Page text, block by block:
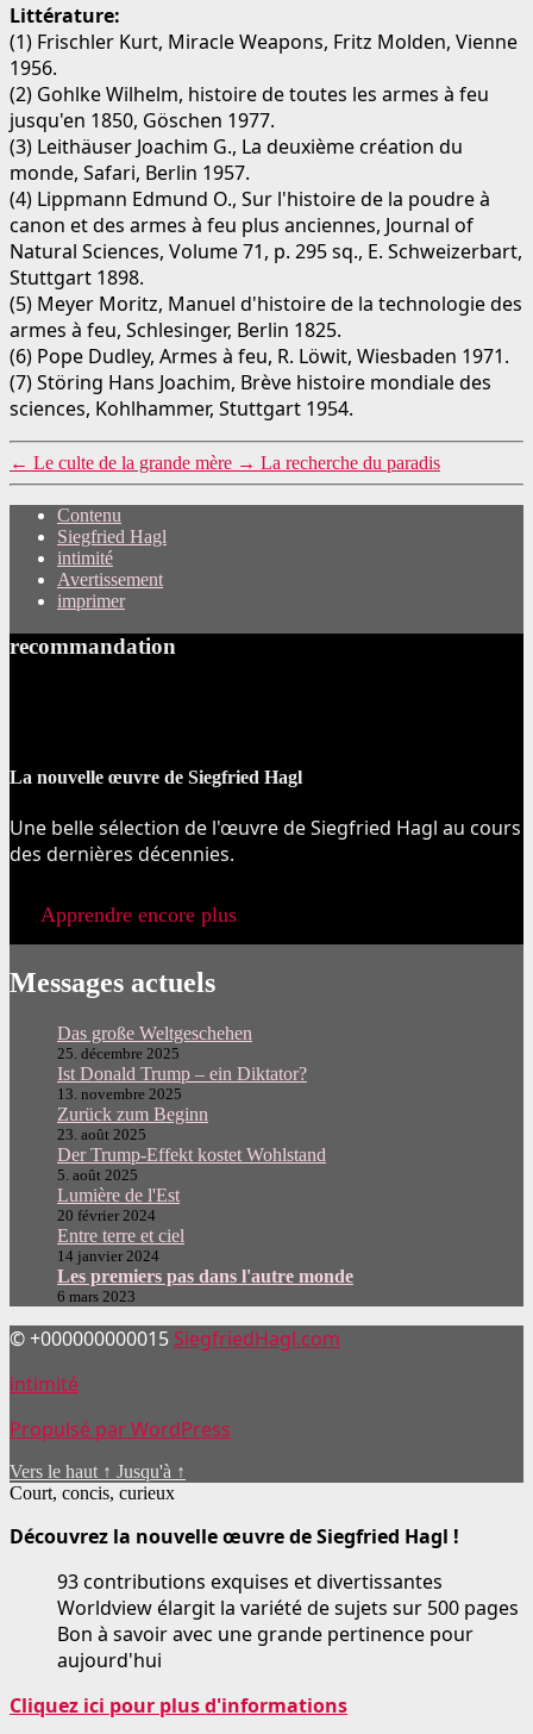
Littérature:
(1) Frischler Kurt, Miracle Weapons, Fritz Molden, Vienne
1956.
(2) Gohlke Wilhelm, histoire de toutes les armes à feu
jusqu'en 1850, Göschen 1977.
(3) Leithäuser Joachim G., La deuxième création du
monde, Safari, Berlin 1957.
(4) Lippmann Edmund O., Sur l'histoire de la poudre à
canon et des armes à feu plus anciennes, Journal of
Natural Sciences, Volume 71, p. 295 sq., E. Schweizerbart,
Stuttgart 1898.
(5) Meyer Moritz, Manuel d'histoire de la technologie des
armes à feu, Schlesinger, Berlin 1825.
(6) Pope Dudley, Armes à feu, R. Löwit, Wiesbaden 1971.
(7) Störing Hans Joachim, Brève histoire mondiale des
sciences, Kohlhammer, Stuttgart 1954.
← Le culte de la grande mère → La recherche du paradis
Contenu
Siegfried Hagl
intimité
Avertissement
imprimer
recommandation
La nouvelle œuvre de Siegfried Hagl
Une belle sélection de l'œuvre de Siegfried Hagl au cours
des dernières décennies.
Apprendre encore plus
Messages actuels
Das große Weltgeschehen
25. décembre 2025
Ist Donald Trump – ein Diktator?
13. novembre 2025
Zurück zum Beginn
23. août 2025
Der Trump-Effekt kostet Wohlstand
5. août 2025
Lumière de l'Est
20 février 2024
Entre terre et ciel
14 janvier 2024
Les premiers pas dans l'autre monde
6 mars 2023
© +000000000015 SiegfriedHagl.com
intimité
Propulsé par WordPress
Vers le haut ↑ Jusqu'à ↑
Court, concis, curieux
Découvrez la nouvelle œuvre de Siegfried Hagl !
93 contributions exquises et divertissantes
Worldview élargit la variété de sujets sur 500 pages
Bon à savoir avec une grande pertinence pour
aujourd'hui
Cliquez ici pour plus d'informations